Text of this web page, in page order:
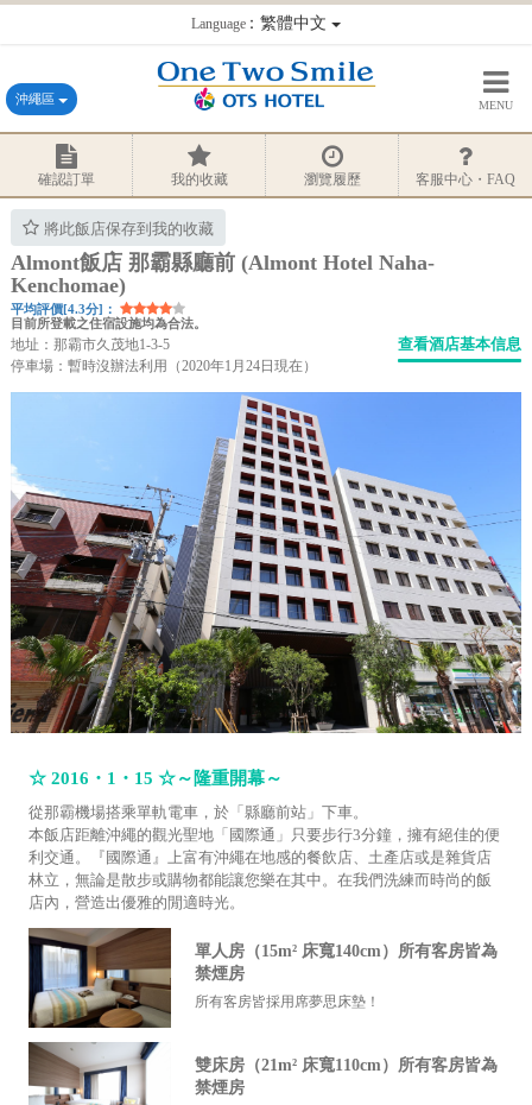
Language：繁體中文
沖繩區 MENU
確認訂單 我的收藏 瀏覽履歷 客服中心・FAQ
將此飯店保存到我的收藏
Almont飯店 那霸縣廳前 (Almont Hotel Naha-
Kenchomae)
平均評價[4.3分]：
目前所登載之住宿設施均為合法。
地址：那霸市久茂地1-3-5
停車場：暫時沒辦法利用（2020年1月24日現在）
查看酒店基本信息
☆ 2016・1・15 ☆～隆重開幕～
從那霸機場搭乘單軌電車，於「縣廳前站」下車。
本飯店距離沖繩的觀光聖地「國際通」只要步行3分鐘，擁有絕佳的便
利交通。『國際通』上富有沖繩在地感的餐飲店、土產店或是雜貨店
林立，無論是散步或購物都能讓您樂在其中。在我們洗練而時尚的飯
店內，營造出優雅的閒適時光。
單人房（15m² 床寬140cm）所有客房皆為
禁煙房
所有客房皆採用席夢思床墊！
雙床房（21m² 床寬110cm）所有客房皆為
禁煙房